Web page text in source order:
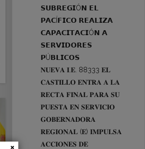
𝗦𝗨𝗕𝗥𝗘𝗚𝗜Ó𝗡 𝗘𝗟
𝗣𝗔𝗖Í𝗙𝗜𝗖𝗢 𝗥𝗘𝗔𝗟𝗜𝗭𝗔
𝗖𝗔𝗣𝗔𝗖𝗜𝗧𝗔𝗖𝗜Ó𝗡 𝗔
𝗦𝗘𝗥𝗩𝗜𝗗𝗢𝗥𝗘𝗦
𝗣Ú𝗕𝗟𝗜𝗖𝗢𝗦
𝐍𝐔𝐄𝐕𝐀 𝐈.𝐄. 88333 𝐄𝐋
𝐂𝐀𝐒𝐓𝐈𝐋𝐋𝐎 𝐄𝐍𝐓𝐑𝐀 𝐀 𝐋𝐀
𝐑𝐄𝐂𝐓𝐀 𝐅𝐈𝐍𝐀𝐋 𝐏𝐀𝐑𝐀 𝐒𝐔
𝐏𝐔𝐄𝐒𝐓𝐀 𝐄𝐍 𝐒𝐄𝐑𝐕𝐈𝐂𝐈𝐎
𝐆𝐎𝐁𝐄𝐑𝐍𝐀𝐃𝐎𝐑𝐀
𝐑𝐄𝐆𝐈𝐎𝐍𝐀𝐋 (𝐄) 𝐈𝐌𝐏𝐔𝐋𝐒𝐀
𝐀𝐂𝐂𝐈𝐎𝐍𝐄𝐒 𝐃𝐄